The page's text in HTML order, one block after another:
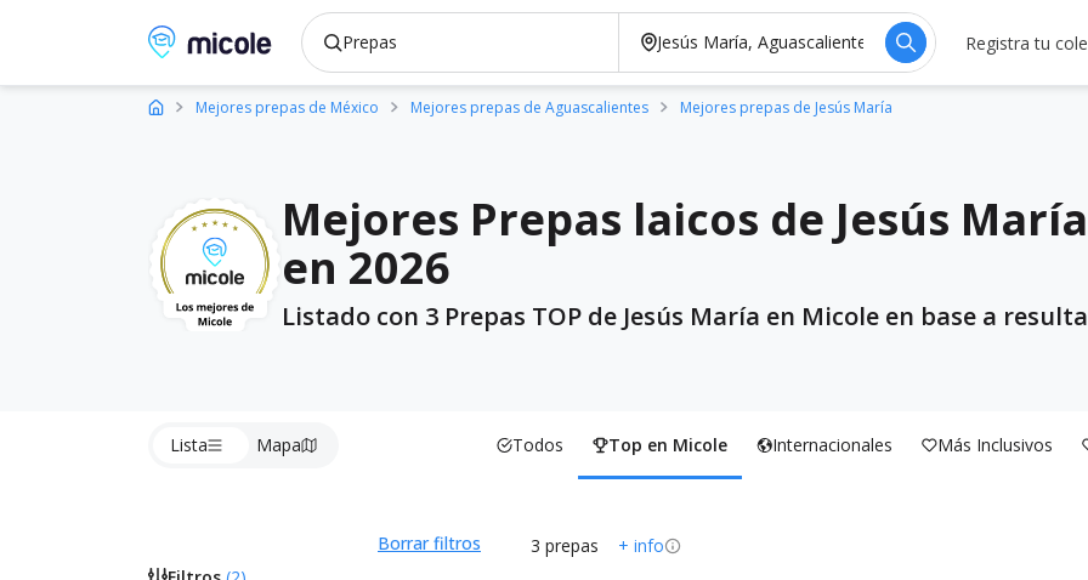
Micole, buscador de colegios Registra tu
Mejores prepas de México Mejores prepas de Aguascalientes Mejores prepas de Jesús María
Mejores Prepas laicos de Jesús
en 2026
Listado con 3 Prepas TOP de Jesús María en Micole en base a
Lista Mapa Todos Top en Micole Internacionales Más Inclusivos
Borrar filtros 3 prepas + info